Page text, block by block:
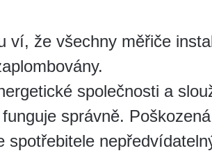
ví, že všechny měřiče
společnosti a
správně.
spotřebitele